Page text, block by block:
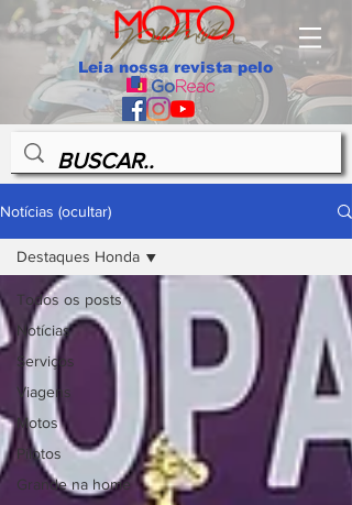
Leia nossa revista pelo
Notícias (ocultar)
Todos os posts
Notícias
Serviços
Viagens
Motos
Pilotos
Grande na home
Destaques Honda